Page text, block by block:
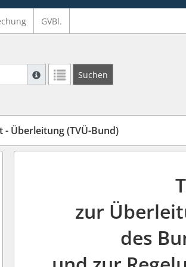
GVBl.
Suche mit Platzhalter "*", Bsp.
Suchen
Überleitung (TVÜ-Bund)
zur
des